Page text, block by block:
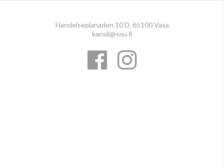
Handelseplanaden 10 D, 65100 Vasa
kansli@sou.fi